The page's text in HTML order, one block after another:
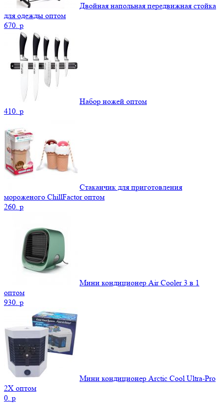
Двойная напольная передвижная стойка
для одежды оптом
670. p
Набор ножей оптом
410. p
Стаканчик для приготовления
мороженого ChillFactor оптом
260. p
Мини кондиционер Air Cooler 3 в 1
оптом
930. p
Мини кондиционер Arctic Cool Ultra-Pro
2X оптом
0. p